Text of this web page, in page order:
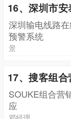
16、深圳市
深圳输电线路
预警系统
景
17、搜客组
SOUKE组合营
应